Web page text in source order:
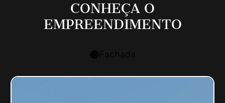
CONHEÇA O
EMPREENDIMENTO